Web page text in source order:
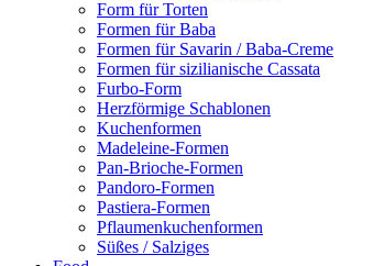
Form für Torten
Formen für Baba
Formen für Savarin / Baba-Creme
Formen für sizilianische Cassata
Furbo-Form
Herzförmige Schablonen
Kuchenformen
Madeleine-Formen
Pan-Brioche-Formen
Pandoro-Formen
Pastiera-Formen
Pflaumenkuchenformen
Süßes / Salziges